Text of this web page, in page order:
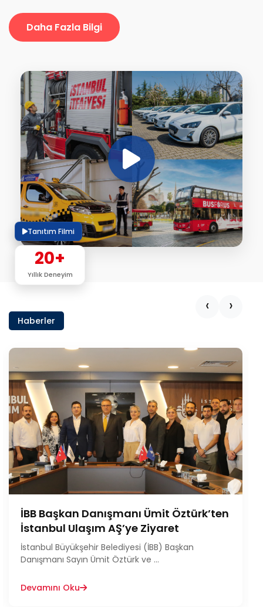
Daha Fazla Bilgi
Tanıtım Filmi
20+
Yıllık Deneyim
Haberler
İBB Başkan Danışmanı Ümit Öztürk’ten
İstanbul Ulaşım AŞ’ye Ziyaret
İstanbul Büyükşehir Belediyesi (İBB) Başkan
Danışmanı Sayın Ümit Öztürk ve ...
Devamını Oku
‹ ›